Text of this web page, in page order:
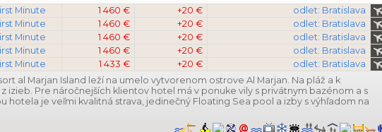
Minute 1 460 € +20 €
odlet: Bratislava
Minute 1 460 € +20 €
odlet: Bratislava
Minute 1 460 € +20 €
odlet: Bratislava
Minute 1 460 € +20 €
odlet: Bratislava
Minute 1 433 € +20 €
odlet: Bratislava
al Marjan Island leží na umelo vytvorenom ostrove Al Marjan. Na pláž a k
izieb. Pre náročnejších klientov hotel má v ponuke vily s privátnym bazénom a s
hotela je veľmi kvalitná strava, jedinečný Floating Sea pool a izby s výhľadom na